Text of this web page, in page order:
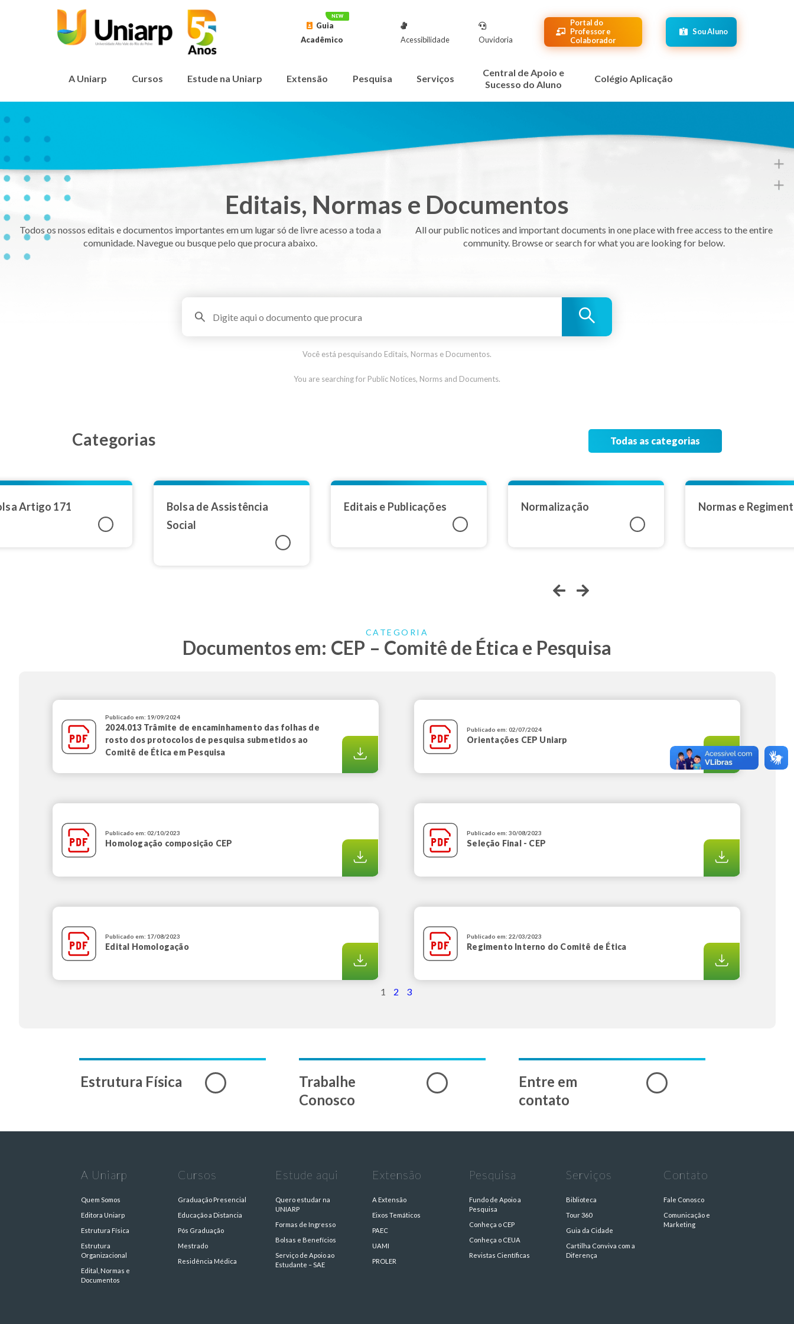
Guia
Acadêmico
Acessibilidade Ouvidoria
Portal do
Professor e
Colaborador
Sou Aluno
A Uniarp Cursos Estude na Uniarp Extensão Pesquisa Serviços
Central de Apoio e
Sucesso do Aluno
Colégio Aplicação
Editais, Normas e Documentos
Todos os nossos editais e documentos importantes em um lugar só de livre acesso a toda a
comunidade. Navegue ou busque pelo que procura abaixo.
All our public notices and important documents in one place with free access to the entire
community. Browse or search for what you are looking for below.
Você está pesquisando Editais, Normas e Documentos.
You are searching for Public Notices, Norms and Documents.
Categorias Todas as categorias
Previous
Artigo 171
Bolsa de Assistência
Social
Editais e Publicações Normalização Normas e
CATEGORIA
Documentos em: CEP – Comitê de Ética e Pesquisa
Publicado em: 19/09/2024
2024.013 Trâmite de encaminhamento das folhas de
rosto dos protocolos de pesquisa submetidos ao
Comitê de Ética em Pesquisa
Publicado em: 02/07/2024
Orientações CEP Uniarp
Publicado em: 02/10/2023
Homologação composição CEP
Publicado em: 30/08/2023
Seleção Final - CEP
Publicado em: 17/08/2023
Edital Homologação
Publicado em: 22/03/2023
Regimento Interno do Comitê de Ética
1 2 3
Estrutura Física
Trabalhe
Conosco
Entre em
contato
A Uniarp
Quem Somos
Editora Uniarp
Estrutura Física
Estrutura
Organizacional
Edital, Normas e
Documentos
Cursos
Graduação Presencial
Educação a Distancia
Pós Graduação
Mestrado
Residência Médica
Estude aqui
Quero estudar na
UNIARP
Formas de Ingresso
Bolsas e Benefícios
Serviço de Apoio ao
Estudante – SAE
Extensão
A Extensão
Eixos Temáticos
PAEC
UAMI
PROLER
Pesquisa
Fundo de Apoio a
Pesquisa
Conheça o CEP
Conheça o CEUA
Revistas Científicas
Serviços
Biblioteca
Tour 360
Guia da Cidade
Cartilha Conviva com a
Diferença
Contato
Fale Conosco
Comunicação e
Marketing